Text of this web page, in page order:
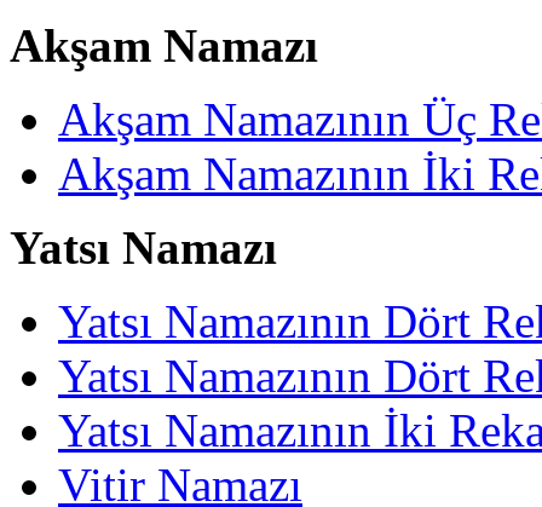
Akşam Namazı
Akşam Namazının Üç
Akşam Namazının İki
Yatsı Namazı
Yatsı Namazının Dört
Yatsı Namazının Dört
Yatsı Namazının İki
Vitir Namazı